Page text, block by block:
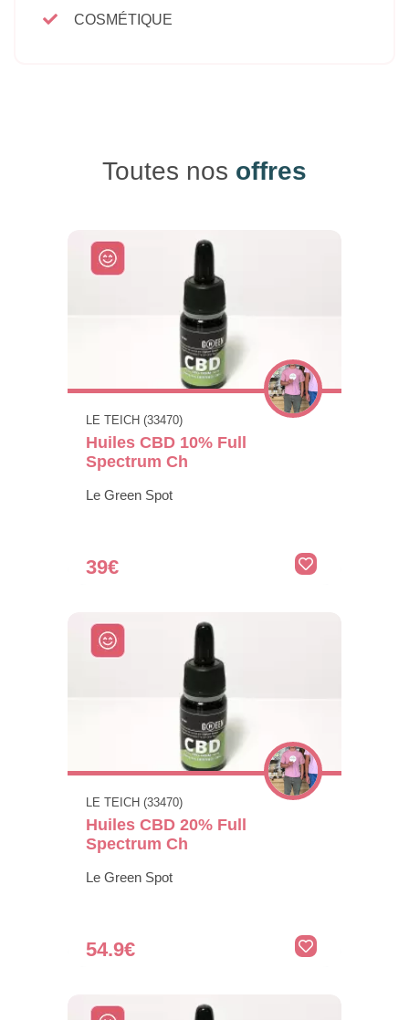
COSMÉTIQUE
Toutes nos offres
LE TEICH (33470)
Huiles CBD 10% Full
Spectrum Ch
Le Green Spot
39€
LE TEICH (33470)
Huiles CBD 20% Full
Spectrum Ch
Le Green Spot
54.9€